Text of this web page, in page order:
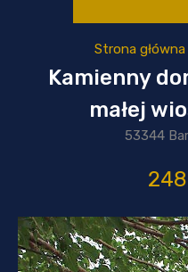
Strona główna
Kamienny
małej
53344